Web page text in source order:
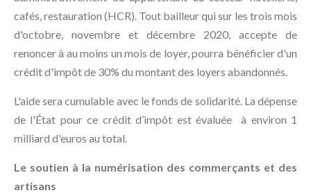
cafés, restauration (HCR). Tout bailleur qui sur les trois mois
d'octobre, novembre et décembre 2020, accepte de
renoncer à au moins un mois de loyer, pourra bénéficier d'un
crédit d'impôt de 30% du montant des loyers abandonnés.
L'aide sera cumulable avec le fonds de solidarité. La dépense
de l'État pour ce crédit d’impôt est évaluée à environ 1
milliard d'euros au total.
Le soutien à la numérisation des commerçants et des
artisans